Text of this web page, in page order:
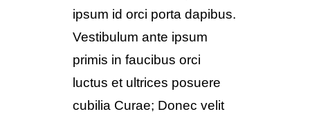
ipsum id orci porta dapibus.
Vestibulum ante ipsum
primis in faucibus orci
luctus et ultrices posuere
cubilia Curae; Donec velit